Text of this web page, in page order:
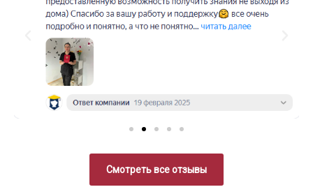
Смотреть все отзывы